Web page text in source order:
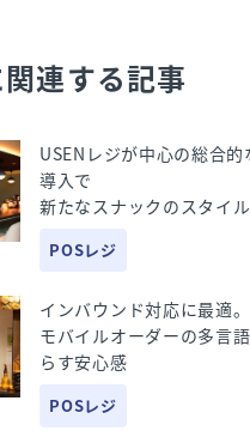
連する記事
USENレジが中心の総合的
導入で
新たなスナックのスタイ
POSレジ
インバウンド対応に最適。
モバイルオーダーの多言
らす安心感
POSレジ